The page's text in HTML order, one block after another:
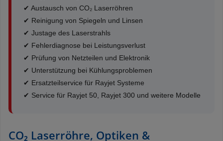
✔ Austausch von CO₂ Laserröhren
✔ Reinigung von Spiegeln und Linsen
✔ Justage des Laserstrahls
✔ Fehlerdiagnose bei Leistungsverlust
✔ Prüfung von Netzteilen und Elektronik
✔ Unterstützung bei Kühlungsproblemen
✔ Ersatzteilservice für Rayjet Systeme
✔ Service für Rayjet 50, Rayjet 300 und weitere Modelle
CO₂ Laserröhre, Optiken &